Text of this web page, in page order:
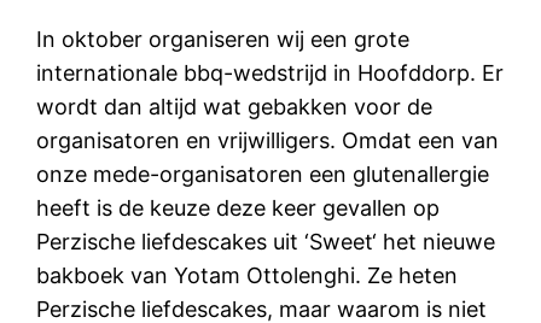
In oktober organiseren wij een grote
internationale bbq-wedstrijd in Hoofddorp. Er
wordt dan altijd wat gebakken voor de
organisatoren en vrijwilligers. Omdat een van
onze mede-organisatoren een glutenallergie
heeft is de keuze deze keer gevallen op
Perzische liefdescakes uit ‘Sweet‘ het nieuwe
bakboek van Yotam Ottolenghi. Ze heten
Perzische liefdescakes, maar waarom is niet